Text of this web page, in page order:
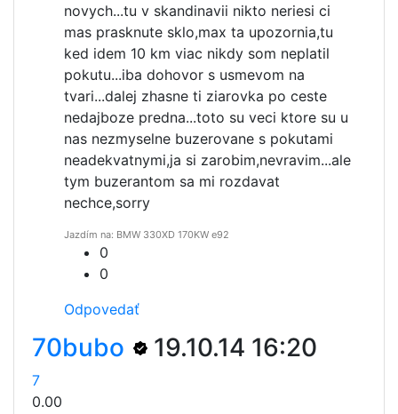
novych...tu v skandinavii nikto neriesi ci
mas prasknute sklo,max ta upozornia,tu
ked idem 10 km viac nikdy som neplatil
pokutu...iba dohovor s usmevom na
tvari...dalej zhasne ti ziarovka po ceste
nedajboze predna...toto su veci ktore su u
nas nezmyselne buzerovane s pokutami
neadekvatnymi,ja si zarobim,nevravim...ale
tym buzerantom sa mi rozdavat
nechce,sorry
Jazdím na: BMW 330XD 170KW e92
0
0
Odpovedať
70bubo 19.10.14 16:20
7
0.00